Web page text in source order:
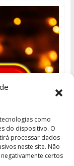
como
do dispositivo. O
processar dados
neste site. Não
certos